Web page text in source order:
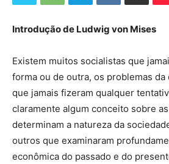
Introdução de Ludwig von Mises
Existem muitos socialistas que
forma ou de outra, os problemas da
que jamais fizeram qualquer
claramente algum conceito sobre
determinam a natureza da
outros que examinaram
econômica do passado e do